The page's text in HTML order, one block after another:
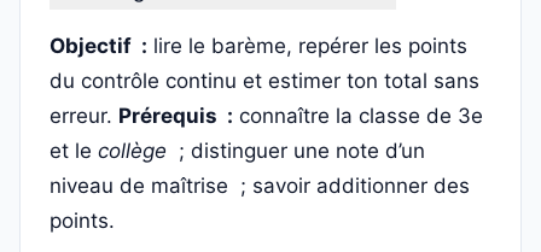
Objectif : lire le barème, repérer les points
du contrôle continu et estimer ton total sans
erreur. Prérequis : connaître la classe de 3e
et le collège ; distinguer une note d’un
niveau de maîtrise ; savoir additionner des
points.